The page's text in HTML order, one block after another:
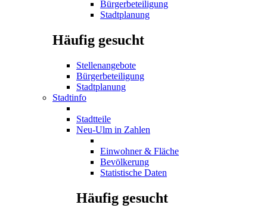
Bürgerbeteiligung
Stadtplanung
Häufig gesucht
Stellenangebote
Bürgerbeteiligung
Stadtplanung
Stadtinfo
Stadtteile
Neu-Ulm in Zahlen
Einwohner & Fläche
Bevölkerung
Statistische Daten
Häufig gesucht